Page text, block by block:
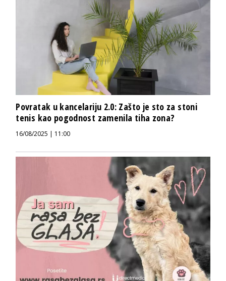
Povratak u kancelariju 2.0: Zašto je sto za stoni
tenis kao pogodnost zamenila tiha zona?
16/08/2025 | 11:00